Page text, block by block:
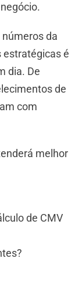
da
estratégicas é
dia. De
de
com
melhor
de CMV